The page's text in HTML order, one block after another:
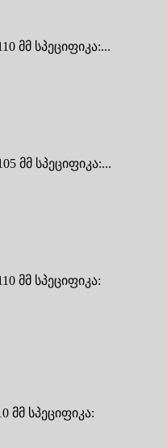
მმ სპეციფიკა:...
მმ სპეციფიკა:...
მმ სპეციფიკა:
მმ სპეციფიკა: